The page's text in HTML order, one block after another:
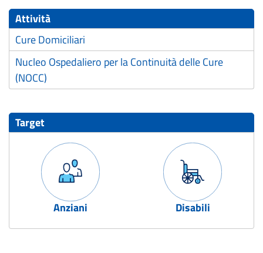
Attività
Cure Domiciliari
Nucleo Ospedaliero per la Continuità delle Cure
(NOCC)
Target
Anziani Disabili